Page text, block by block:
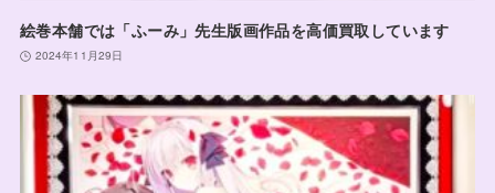
絵巻本舗では「ふーみ」先生版画作品を高価買取しています
2024年11月29日